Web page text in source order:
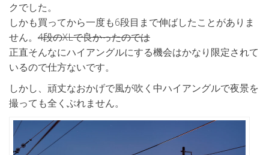
クでした。
しかも買ってから一度も6段目まで伸ばしたことがありま
せん。 4段のXLで良かったのでは
正直そんなにハイアングルにする機会はかなり限定されて
いるので仕方ないです。
しかし、頑丈なおかげで風が吹く中ハイアングルで夜景を
撮っても全くぶれません。